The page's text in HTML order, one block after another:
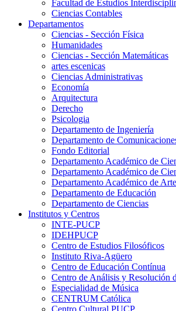
Facultad de Estudios
Ciencias Contables
Departamentos
Ciencias - Sección Física
Humanidades
Ciencias - Sección Matemáticas
artes escenicas
Ciencias Administrativas
Economía
Arquitectura
Derecho
Psicologia
Departamento de Ingeniería
Departamento de
Fondo Editorial
Departamento Académico de
Departamento Académico de
Departamento Académico de
Departamento de Educación
Departamento de Ciencias
Institutos y Centros
INTE-PUCP
IDEHPUCP
Centro de Estudios Filosóficos
Instituto Riva-Agüero
Centro de Educación Contínua
Centro de Análisis y Resolución
Especialidad de Música
CENTRUM Católica
Centro Cultural PUCP